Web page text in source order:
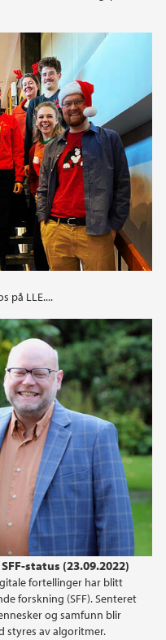
på LLE....
status (23.09.2022)
fortellinger har blitt
forskning (SFF). Senteret
og samfunn blir
styres av algoritmer.